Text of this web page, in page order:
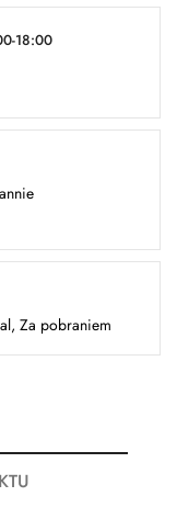
18:00
Za pobraniem